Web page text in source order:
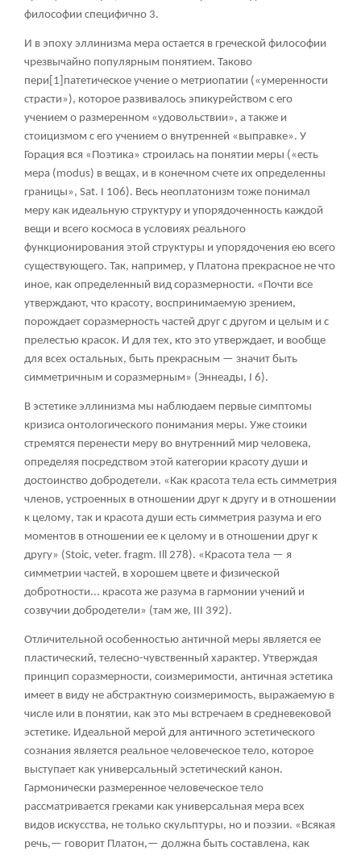
философии специфично 3.
И в эпоху эллинизма мера остается в греческой философии
чрезвычайно популярным понятием. Таково
пери [1] патетическое учение о метриопатии («умеренности
страсти»), которое развивалось эпикурейством с его
учением о размеренном «удовольствии», а также и
стоицизмом с его учением о внутренней «выправке». У
Горация вся «Поэтика» строилась на понятии меры («есть
мера (modus) в вещах, и в конечном счете их определенны
границы», Sat. I 106). Весь неоплатонизм тоже понимал
меру как идеальную структуру и упорядоченность каждой
вещи и всего космоса в условиях реального
функционирования этой структуры и упорядочения ею всего
существующего. Так, например, у Платона прекрасное не что
иное, как определенный вид соразмерности. «Почти все
утверждают, что красоту, воспринимаемую зрением,
порождает соразмерность частей друг с другом и целым и с
прелестью красок. И для тех, кто это утверждает, и вообще
для всех остальных, быть прекрасным — значит быть
симметричным и соразмерным» (Эннеады, I 6).
В эстетике эллинизма мы наблюдаем первые симптомы
кризиса онтологического понимания меры. Уже стоики
стремятся перенести меру во внутренний мир человека,
определяя посредством этой категории красоту души и
достоинство добродетели. «Как красота тела есть симметрия
членов, устроенных в отношении друг к другу и в отношении
к целому, так и красота души есть симметрия разума и его
моментов в отношении ее к целому и в отношении друг к
другу» (Stoic, veter. fragm. Ill 278). «Красота тела — я
симметрии частей, в хорошем цвете и физической
добротности... красота же разума в гармонии учений и
созвучии добродетели» (там же, III 392).
Отличительной особенностью античной меры является ее
пластический, телесно-чувственный характер. Утверждая
принцип соразмерности, соизмеримости, античная эстетика
имеет в виду не абстрактную соизмеримость, выражаемую в
числе или в понятии, как это мы встречаем в средневековой
эстетике. Идеальной мерой для античного эстетического
сознания является реальное человеческое тело, которое
выступает как универсальный эстетический канон.
Гармонически размеренное человеческое тело
рассматривается греками как универсальная мера всех
видов искусства, не только скульптуры, но и поэзии. «Всякая
речь,— говорит Платон,— должна быть составлена, как